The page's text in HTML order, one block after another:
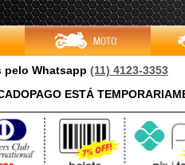
Whatsapp (11) 4123-3353
ESTÁ